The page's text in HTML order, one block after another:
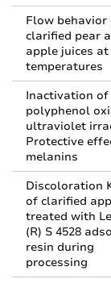
Flow behavior
clarified pear
apple juices at
temperatures
Inactivation of
polyphenol
ultraviolet
Protective
melanins
Discoloration
of clarified
treated with
(R) S 4528
resin during
processing